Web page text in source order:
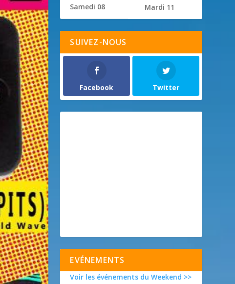
Samedi 08 Mardi 11
SUIVEZ-NOUS
Facebook Twitter
EVÉNEMENTS
Voir les événements du Weekend >>